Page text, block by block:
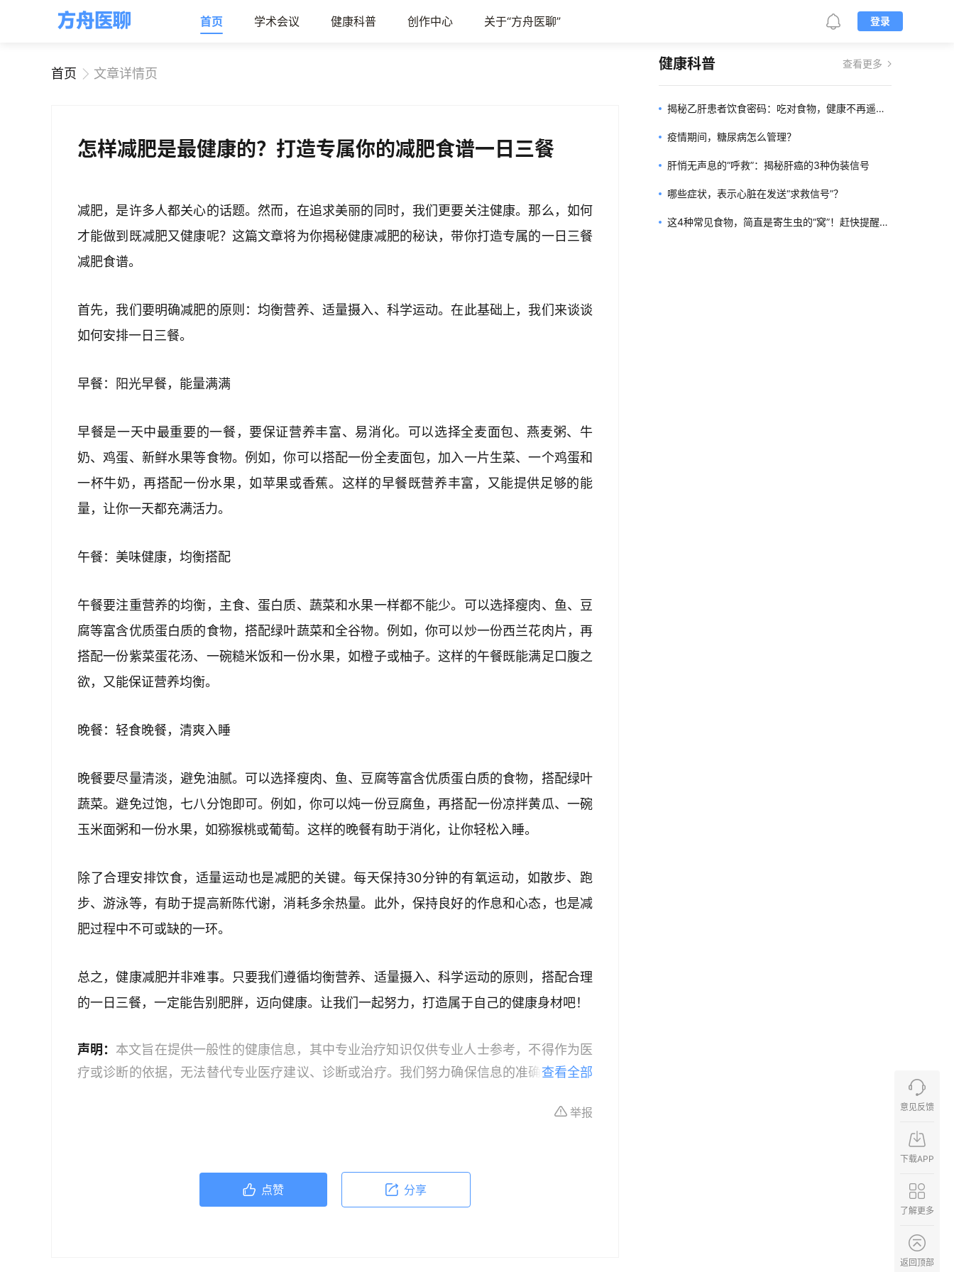
首页 学术会议 健康科普 创作中心 关于“方舟医聊” 登录
首页 文章详情页
怎样减肥是最健康的？打造专属你的减肥食谱一日三餐
减肥，是许多人都关心的话题。然而，在追求美丽的同时，我们更要关注健康。那么，如何
才能做到既减肥又健康呢？这篇文章将为你揭秘健康减肥的秘诀，带你打造专属的一日三餐
减肥食谱。
首先，我们要明确减肥的原则：均衡营养、适量摄入、科学运动。在此基础上，我们来谈谈
如何安排一日三餐。
早餐：阳光早餐，能量满满
早餐是一天中最重要的一餐，要保证营养丰富、易消化。可以选择全麦面包、燕麦粥、牛
奶、鸡蛋、新鲜水果等食物。例如，你可以搭配一份全麦面包，加入一片生菜、一个鸡蛋和
一杯牛奶，再搭配一份水果，如苹果或香蕉。这样的早餐既营养丰富，又能提供足够的能
量，让你一天都充满活力。
午餐：美味健康，均衡搭配
午餐要注重营养的均衡，主食、蛋白质、蔬菜和水果一样都不能少。可以选择瘦肉、鱼、豆
腐等富含优质蛋白质的食物，搭配绿叶蔬菜和全谷物。例如，你可以炒一份西兰花肉片，再
搭配一份紫菜蛋花汤、一碗糙米饭和一份水果，如橙子或柚子。这样的午餐既能满足口腹之
欲，又能保证营养均衡。
晚餐：轻食晚餐，清爽入睡
晚餐要尽量清淡，避免油腻。可以选择瘦肉、鱼、豆腐等富含优质蛋白质的食物，搭配绿叶
蔬菜。避免过饱，七八分饱即可。例如，你可以炖一份豆腐鱼，再搭配一份凉拌黄瓜、一碗
玉米面粥和一份水果，如猕猴桃或葡萄。这样的晚餐有助于消化，让你轻松入睡。
除了合理安排饮食，适量运动也是减肥的关键。每天保持30分钟的有氧运动，如散步、跑
步、游泳等，有助于提高新陈代谢，消耗多余热量。此外，保持良好的作息和心态，也是减
肥过程中不可或缺的一环。
总之，健康减肥并非难事。只要我们遵循均衡营养、适量摄入、科学运动的原则，搭配合理
的一日三餐，一定能告别肥胖，迈向健康。让我们一起努力，打造属于自己的健康身材吧！
声明： 本文旨在提供一般性的健康信息，其中专业治疗知识仅供专业人士参考，不得作为医
疗或诊断的依据，无法替代专业医疗建议、诊断或治疗。我们努力确保信息的准确性，但本
策时，应咨询合格的医疗专业人员。对于依据本文内容采取的任何行动，本文作者、出版方
查看全部
举报
点赞 分享
健康科普 查看更多
揭秘乙肝患者饮食密码：吃对食物，健康不再遥
远！
疫情期间，糖尿病怎么管理？
肝悄无声息的“呼救”：揭秘肝癌的3种伪装信号
哪些症状，表示心脏在发送“求救信号”？
这4种常见食物，简直是寄生虫的“窝”！赶快提醒家
意见反馈
下载APP
了解更多
返回顶部